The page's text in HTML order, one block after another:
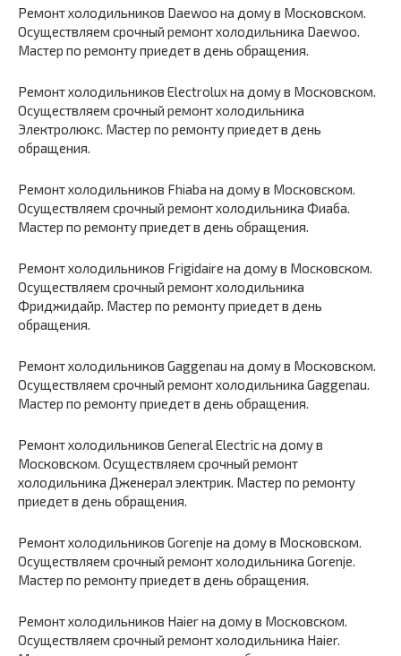
Ремонт холодильников Daewoo на дому в Московском.
Осуществляем срочный ремонт холодильника Daewoo.
Мастер по ремонту приедет в день обращения.
Ремонт холодильников Electrolux на дому в Московском.
Осуществляем срочный ремонт холодильника
Электролюкс. Мастер по ремонту приедет в день
обращения.
Ремонт холодильников Fhiaba на дому в Московском.
Осуществляем срочный ремонт холодильника Фиаба.
Мастер по ремонту приедет в день обращения.
Ремонт холодильников Frigidaire на дому в Московском.
Осуществляем срочный ремонт холодильника
Фриджидайр. Мастер по ремонту приедет в день
обращения.
Ремонт холодильников Gaggenau на дому в Московском.
Осуществляем срочный ремонт холодильника Gaggenau.
Мастер по ремонту приедет в день обращения.
Ремонт холодильников General Electric на дому в
Московском. Осуществляем срочный ремонт
холодильника Дженерал электрик. Мастер по ремонту
приедет в день обращения.
Ремонт холодильников Gorenje на дому в Московском.
Осуществляем срочный ремонт холодильника Gorenje.
Мастер по ремонту приедет в день обращения.
Ремонт холодильников Haier на дому в Московском.
Осуществляем срочный ремонт холодильника Haier.